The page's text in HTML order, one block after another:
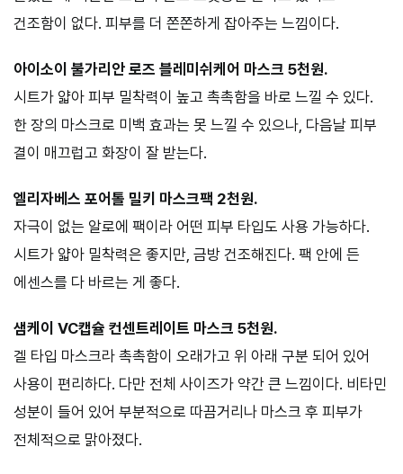
건조함이 없다. 피부를 더 쫀쫀하게 잡아주는 느낌이다.
아이소이 불가리안 로즈 블레미쉬케어 마스크 5천원.
시트가 얇아 피부 밀착력이 높고 촉촉함을 바로 느낄 수 있다.
한 장의 마스크로 미백 효과는 못 느낄 수 있으나, 다음날 피부
결이 매끄럽고 화장이 잘 받는다.
엘리자베스 포어톨 밀키 마스크팩 2천원.
자극이 없는 알로에 팩이라 어떤 피부 타입도 사용 가능하다.
시트가 얇아 밀착력은 좋지만, 금방 건조해진다. 팩 안에 든
에센스를 다 바르는 게 좋다.
샘케이 VC캡슐 컨센트레이트 마스크 5천원.
겔 타입 마스크라 촉촉함이 오래가고 위 아래 구분 되어 있어
사용이 편리하다. 다만 전체 사이즈가 약간 큰 느낌이다. 비타민
성분이 들어 있어 부분적으로 따끔거리나 마스크 후 피부가
전체적으로 맑아졌다.